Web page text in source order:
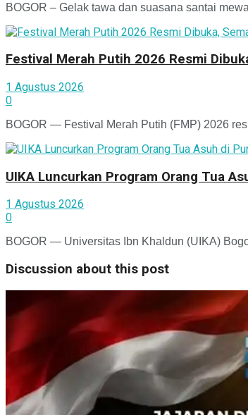
BOGOR – Gelak tawa dan suasana santai
Festival Merah Putih 2026 Resmi
1 Agustus 2026
0
BOGOR — Festival Merah Putih (FMP) 2026
UIKA Luncurkan Program Orang Tua
1 Agustus 2026
0
BOGOR — Universitas Ibn Khaldun (UIKA)
Discussion about this post